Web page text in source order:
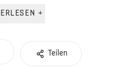
WEITERLESEN +
Teilen